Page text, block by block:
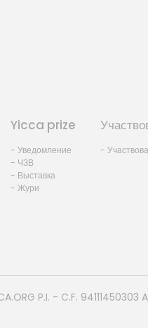
Yicca prize
- Уведомление
- ЧЗВ
- Выставка
- Жури
-
P.I. - C.F. 94111450303